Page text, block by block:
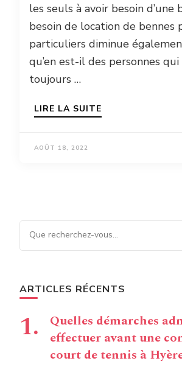
les seuls à avoir besoin d’une
besoin de location de bennes
particuliers diminue
qu’en est-il des personnes
toujours …
LIRE LA SUITE
AOÛT 18, 2022
Vous recherchiez quelque
chose ?
ARTICLES RÉCENTS
Quelles démarches
effectuer avant une
court de tennis à